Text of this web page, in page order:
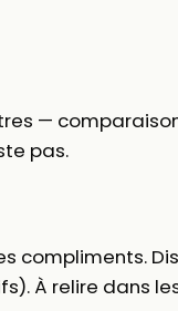
—
pas.
compliments.
À relire dans